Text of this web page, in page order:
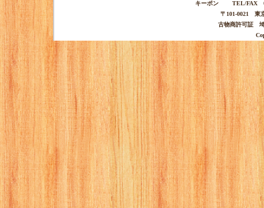
キーポン TEL/FAX
〒101-0021 東
古物商許可証